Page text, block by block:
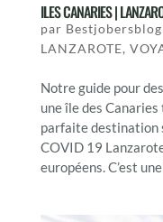
ILES CANARIES |
par Bestjobersblog
LANZAROTE,
Notre guide pour
une île des
parfaite destination
COVID 19
européens. C’est